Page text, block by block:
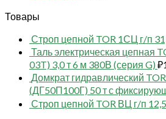
Товары
Строп цепной TOR 1СЦ г/п
Таль электрическая цепная
03T) 3,0 т 6 м 380В (серия G) ₽
Домкрат гидравлический
(ДГ50П100Г) 50 т с
Строп цепной TOR ВЦ г/п